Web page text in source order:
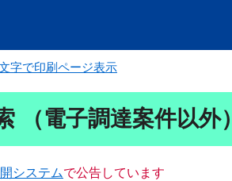
字で印刷ページ表示
（電子調達案件以外）
システムで公告しています